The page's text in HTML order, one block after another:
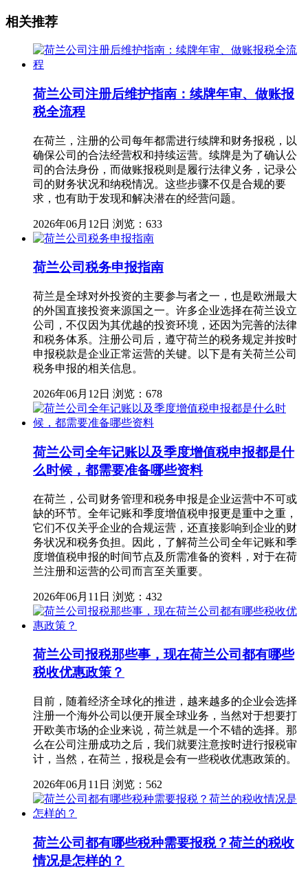
相关推荐
荷兰公司注册后维护指南：续牌年审、做账报
税全流程
在荷兰，注册的公司每年都需进行续牌和财务报税，以
确保公司的合法经营权和持续运营。续牌是为了确认公
司的合法身份，而做账报税则是履行法律义务，记录公
司的财务状况和纳税情况。这些步骤不仅是合规的要
求，也有助于发现和解决潜在的经营问题。
2026年06月12日 浏览：633
荷兰公司税务申报指南
荷兰是全球对外投资的主要参与者之一，也是欧洲最大
的外国直接投资来源国之一。许多企业选择在荷兰设立
公司，不仅因为其优越的投资环境，还因为完善的法律
和税务体系。注册公司后，遵守荷兰的税务规定并按时
申报税款是企业正常运营的关键。以下是有关荷兰公司
税务申报的相关信息。
2026年06月12日 浏览：678
荷兰公司全年记账以及季度增值税申报都是什
么时候，都需要准备哪些资料
在荷兰，公司财务管理和税务申报是企业运营中不可或
缺的环节。全年记账和季度增值税申报更是重中之重，
它们不仅关乎企业的合规运营，还直接影响到企业的财
务状况和税务负担。因此，了解荷兰公司全年记账和季
度增值税申报的时间节点及所需准备的资料，对于在荷
兰注册和运营的公司而言至关重要。
2026年06月11日 浏览：432
荷兰公司报税那些事，现在荷兰公司都有哪些
税收优惠政策？
目前，随着经济全球化的推进，越来越多的企业会选择
注册一个海外公司以便开展全球业务，当然对于想要打
开欧美市场的企业来说，荷兰就是一个不错的选择。那
么在公司注册成功之后，我们就要注意按时进行报税审
计，当然，在荷兰，报税是会有一些税收优惠政策的。
2026年06月11日 浏览：562
荷兰公司都有哪些税种需要报税？荷兰的税收
情况是怎样的？